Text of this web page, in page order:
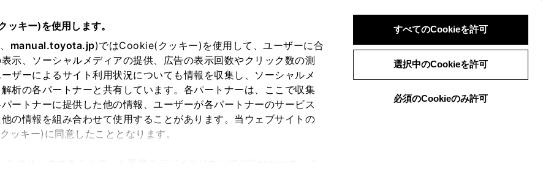
キー)を使用します。
、 manual.toyota.jp)ではCookie(クッキー)を使用して、ユーザーに合
示、ソーシャルメディアの提供、広告の表示回数やクリック数の測
ザーによるサイト利用状況についても情報を収集し、ソーシャルメ
析の各パートナーと共有しています。各パートナーは、ここで収集
ートナーに提供した他の情報、ユーザーが各パートナーのサービス
の情報を組み合わせて使用することがあります。当ウェブサイトの
ッキー)に同意したこととなります。
すべてのCookieを許可
選択中のCookieを許可
必須のCookieのみ許可
頼
入力内容のご確認